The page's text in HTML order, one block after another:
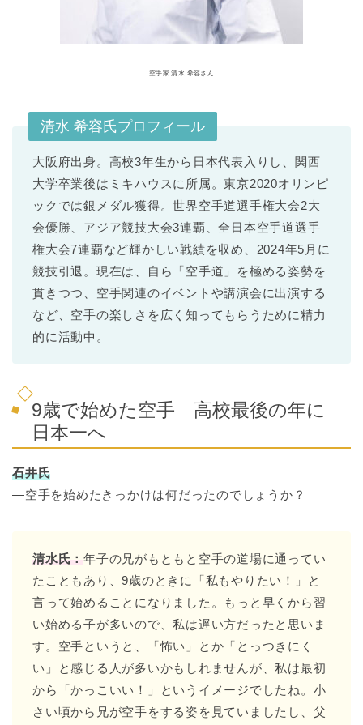
空手家 清水 希容さん
清水 希容氏プロフィール
大阪府出身。高校3年生から日本代表入りし、関西
大学卒業後はミキハウスに所属。東京2020オリンピ
ックでは銀メダル獲得。世界空手道選手権大会2大
会優勝、アジア競技大会3連覇、全日本空手道選手
権大会7連覇など輝かしい戦績を収め、2024年5月に
競技引退。現在は、自ら「空手道」を極める姿勢を
貫きつつ、空手関連のイベントや講演会に出演する
など、空手の楽しさを広く知ってもらうために精力
的に活動中。
9歳で始めた空手 高校最後の年に
日本一へ
石井氏
―空手を始めたきっかけは何だったのでしょうか？
清水氏：年子の兄がもともと空手の道場に通ってい
たこともあり、9歳のときに「私もやりたい！」と
言って始めることになりました。もっと早くから習
い始める子が多いので、私は遅い方だったと思いま
す。空手というと、「怖い」とか「とっつきにく
い」と感じる人が多いかもしれませんが、私は最初
から「かっこいい！」というイメージでしたね。小
さい頃から兄が空手をする姿を見ていましたし、父